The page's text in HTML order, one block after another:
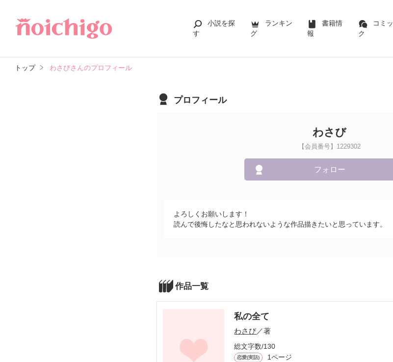
小説を探
す
ランキン
グ
書籍情
報
コミッ
ク
トップ わさびさんのプロフィール
プロフィール
わさび
【会員番号】1229302
フォロー
よろしくお願いします！
読んで後悔したなと思われないような作品描きたいと思っています。
作品一覧
私の全て
わさび／著
総文字数/130
恋愛(実話) 1ページ